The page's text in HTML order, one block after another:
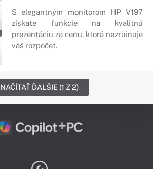
S elegantným monitorom HP V197
získate funkcie na kvalitnú
prezentáciu za cenu, ktorá nezruinuje
váš rozpočet.
NAČÍTAŤ ĎALŠIE (1 Z 2)